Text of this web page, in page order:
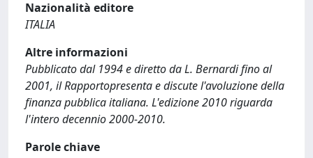
Nazionalità editore
ITALIA
Altre informazioni
Pubblicato dal 1994 e diretto da L. Bernardi fino al
2001, il Rapportopresenta e discute l'avoluzione della
finanza pubblica italiana. L'edizione 2010 riguarda
l'intero decennio 2000-2010.
Parole chiave